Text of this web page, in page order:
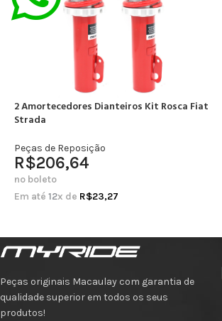
2 Amortecedores Dianteiros Kit Rosca Fiat
Strada
Peças de Reposição
R$206,64
no boleto
Em até 12x de R$23,27
Peças originais Macaulay com garantia de
qualidade superior em todos os seus
produtos!